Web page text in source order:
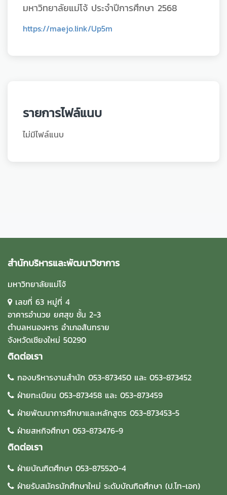
มหาวิทยาลัยแม่โจ้ ประจำปีการศึกษา 2568
https://maejo.link/Up5m
รายการไฟล์แนบ
ไม่มีไฟล์แนบ
สำนักบริหารและพัฒนาวิชาการ
มหาวิทยาลัยแม่โจ้
เลขที่ 63 หมู่ที่ 4
อาคารอำนวย ยศสุข ชั้น 2-3
ตำบลหนองหาร อำเภอสันทราย
จังหวัดเชียงใหม่ 50290
ติดต่อเรา
กองบริหารงานสำนัก 053-873450 และ 053-873452
ฝ่ายทะเบียน 053-873458 และ 053-873459
ฝ่ายพัฒนาการศึกษาและหลักสูตร 053-873453-5
ฝ่ายสหกิจศึกษา 053-873476-9
ติดต่อเรา
ฝ่ายบัณฑิตศึกษา 053-875520-4
ฝ่ายรับสมัครนักศึกษาใหม่ ระดับบัณฑิตศึกษา (ป.โท-เอก)